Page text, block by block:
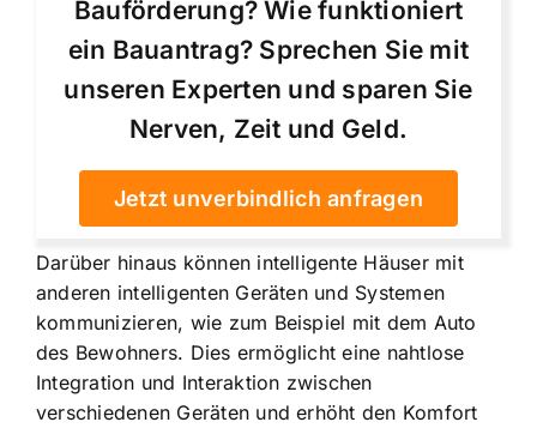
Bauförderung? Wie funktioniert
ein Bauantrag? Sprechen Sie mit
unseren Experten und sparen Sie
Nerven, Zeit und Geld.
Jetzt unverbindlich anfragen
Darüber hinaus können intelligente Häuser mit
anderen intelligenten Geräten und Systemen
kommunizieren, wie zum Beispiel mit dem Auto
des Bewohners. Dies ermöglicht eine nahtlose
Integration und Interaktion zwischen
verschiedenen Geräten und erhöht den Komfort